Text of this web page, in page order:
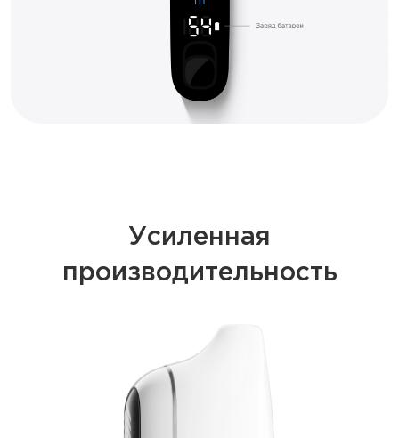
Усиленная
производительность